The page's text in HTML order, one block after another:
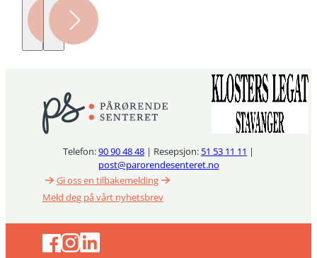
Telefon:90 90 48 48 | Resepsjon: 51 53 11 11 |
post@parorendesenteret.no
Gi oss en tilbakemelding
Meld deg på vårt nyhetsbrev